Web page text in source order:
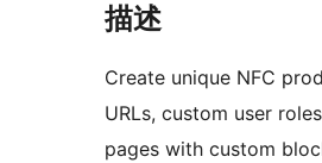
描述
Create unique NFC
URLs, custom user
pages with custom